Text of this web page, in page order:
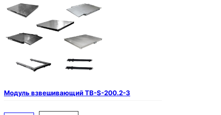
Модуль взвешивающий ТВ-S-200.2-3